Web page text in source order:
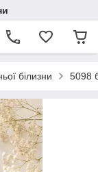
білизни 5098